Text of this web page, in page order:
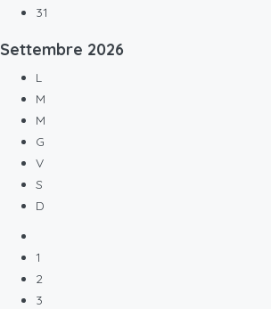
31
Settembre 2026
L
M
M
G
V
S
D
1
2
3